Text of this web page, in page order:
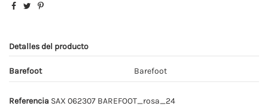
Detalles del producto
Barefoot Barefoot
Referencia SAX 062307 BAREFOOT_rosa_24